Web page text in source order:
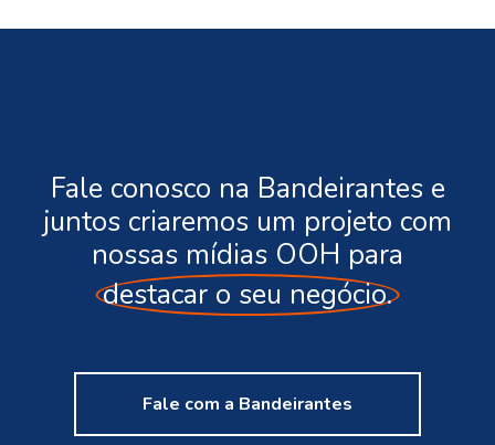
Fale conosco na Bandeirantes e
juntos criaremos um projeto com
nossas mídias OOH para
destacar o seu negócio.
Fale com a Bandeirantes